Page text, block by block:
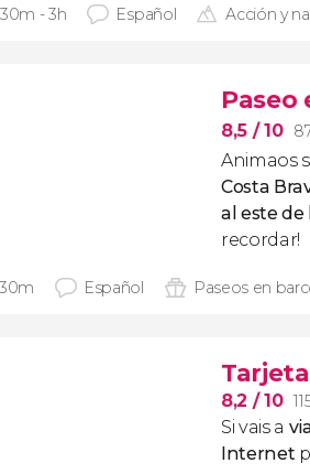
- 3h Español Acción y
Paseo
8,5 / 10
Animaos
Costa
al este
recordar!
Español Paseos en
8,2 / 10
Si vais a
Internet